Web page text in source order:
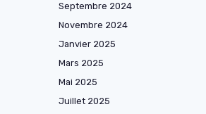
Septembre 2024
Novembre 2024
Janvier 2025
Mars 2025
Mai 2025
Juillet 2025